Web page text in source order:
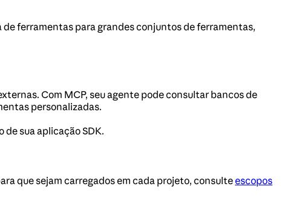
ferramentas para grandes conjuntos de ferramentas,
Com MCP, seu agente pode consultar bancos de
personalizadas.
sua aplicação SDK.
que sejam carregados em cada projeto, consulteescopos